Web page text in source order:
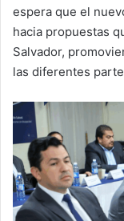
espera que el
hacia propuestas
Salvador,
las diferentes